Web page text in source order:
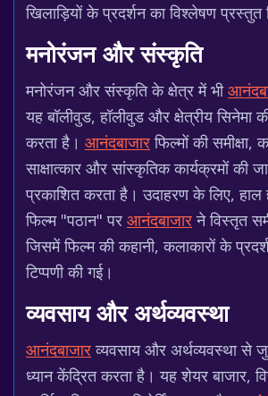
खिलाड़ियों के प्रदर्शन का विश्लेषण प्रस्तुत
मनोरंजन और संस्कृति
मनोरंजन और संस्कृति के क्षेत्र में भी
यह बॉलीवुड, हॉलीवुड और क्षेत्रीय सिनेमा
करता है। आनंदबाजारफिल्मों की समीक्षा,
साक्षात्कार और सांस्कृतिक कार्यक्रमों की
प्रकाशित करता है। उदाहरण के लिए, हाल
फिल्म "पठान" पर आनंदबाजारने विस्तृत
जिसमें फिल्म की कहानी, कलाकारों के
टिप्पणी की गई।
व्यवसाय और अर्थव्यवस्था
आनंदबाजारव्यवसाय और अर्थव्यवस्था से
ध्यान केंद्रित करता है। यह शेयर बाजार,